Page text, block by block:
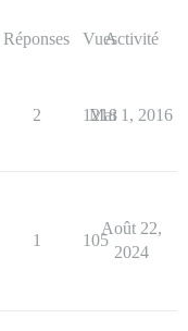
Réponses VuesActivité
2 1218
Mai 1, 2016
1 105
Août 22,
2024